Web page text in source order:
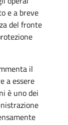
e a breve
del fronte
il
a essere
è uno dei